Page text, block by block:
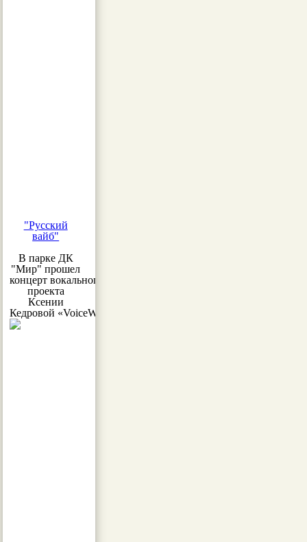
"Русский
вайб"
В парке ДК
"Мир" прошел
концерт вокального
проекта
Ксении
Кедровой «VoiceWoman»